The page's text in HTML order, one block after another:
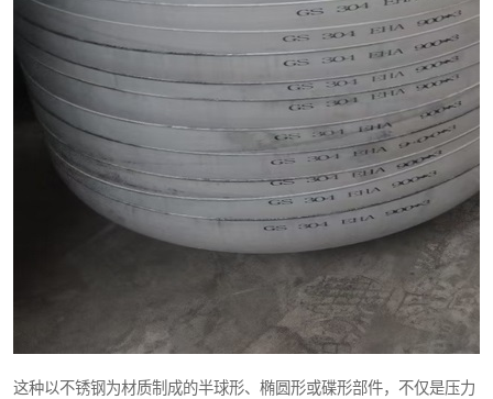
这种以不锈钢为材质制成的半球形、椭圆形或碟形部件，不仅是压力